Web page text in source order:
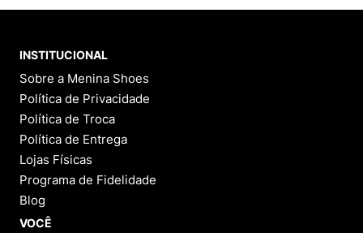
INSTITUCIONAL
Sobre a Menina Shoes
Política de Privacidade
Política de Troca
Política de Entrega
Lojas Físicas
Programa de Fidelidade
Blog
VOCÊ